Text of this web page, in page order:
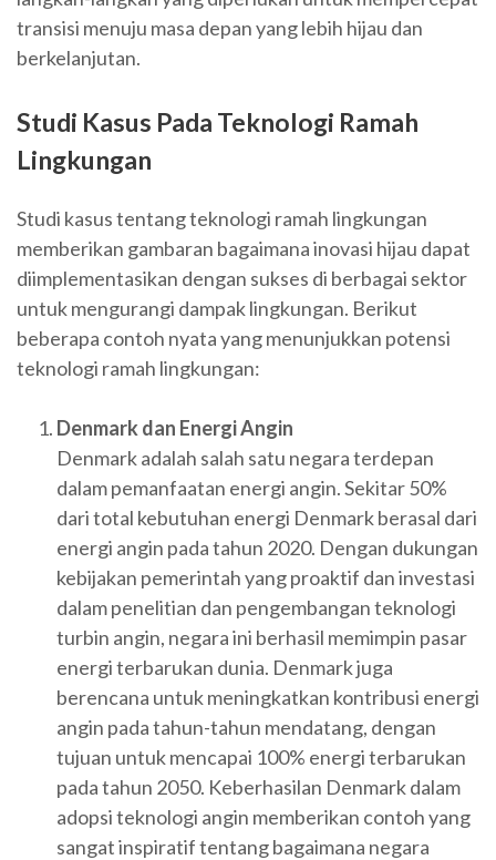
transisi menuju masa depan yang lebih hijau dan
berkelanjutan.
Studi Kasus Pada Teknologi Ramah
Lingkungan
Studi kasus tentang teknologi ramah lingkungan
memberikan gambaran bagaimana inovasi hijau dapat
diimplementasikan dengan sukses di berbagai sektor
untuk mengurangi dampak lingkungan. Berikut
beberapa contoh nyata yang menunjukkan potensi
teknologi ramah lingkungan:
Denmark dan Energi Angin
Denmark adalah salah satu negara terdepan
dalam pemanfaatan energi angin. Sekitar 50%
dari total kebutuhan energi Denmark berasal dari
energi angin pada tahun 2020. Dengan dukungan
kebijakan pemerintah yang proaktif dan investasi
dalam penelitian dan pengembangan teknologi
turbin angin, negara ini berhasil memimpin pasar
energi terbarukan dunia. Denmark juga
berencana untuk meningkatkan kontribusi energi
angin pada tahun-tahun mendatang, dengan
tujuan untuk mencapai 100% energi terbarukan
pada tahun 2050. Keberhasilan Denmark dalam
adopsi teknologi angin memberikan contoh yang
sangat inspiratif tentang bagaimana negara